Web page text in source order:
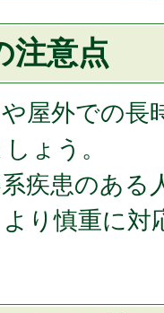
注意点
屋外での長
ょう。
疾患のある
り慎重に対